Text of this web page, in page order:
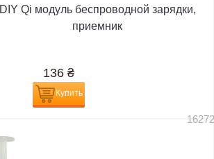
DIY Qi модуль беспроводной зарядки,
приемник
136 ₴
Купить